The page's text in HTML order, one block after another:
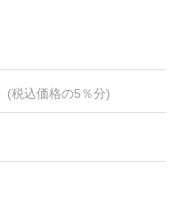
(税込価格の5％分)